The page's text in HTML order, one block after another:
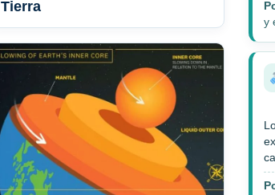
Tierra
y